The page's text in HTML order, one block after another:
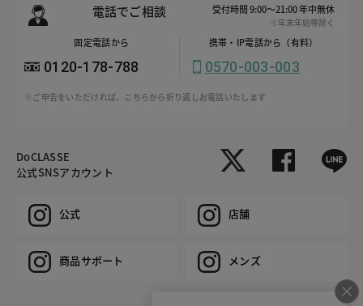
電話でご相談 受付時間 9:00～21:00 年中無休
※年末年始等除く
固定電話から
0120-178-788
携帯・IP電話から（有料）
0570-003-003
※ご申告をいただければ、こちらから折り返しお電話いたします
DoCLASSE
公式SNSアカウント
公式 店舗
商品サポート メンズ